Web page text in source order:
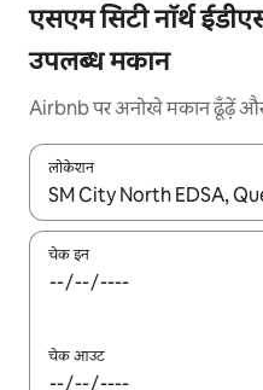
एसएम सिटी नॉर्थ
उपलब्ध मकान
Airbnb पर अनोखे मकान ढूँढ़ें
लोकेशन
नतीजों के उपलब्ध होने पर, अप
चेक इन
चेक आउट